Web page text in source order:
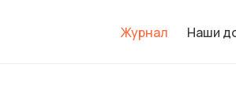
Журнал Наши